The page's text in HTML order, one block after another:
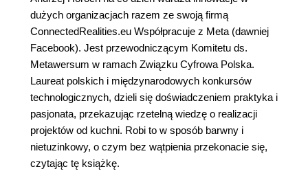
dużych organizacjach razem ze swoją firmą
ConnectedRealities.eu Współpracuje z Meta (dawniej
Facebook). Jest przewodniczącym Komitetu ds.
Metawersum w ramach Związku Cyfrowa Polska.
Laureat polskich i międzynarodowych konkursów
technologicznych, dzieli się doświadczeniem praktyka i
pasjonata, przekazując rzetelną wiedzę o realizacji
projektów od kuchni. Robi to w sposób barwny i
nietuzinkowy, o czym bez wątpienia przekonacie się,
czytając tę książkę.